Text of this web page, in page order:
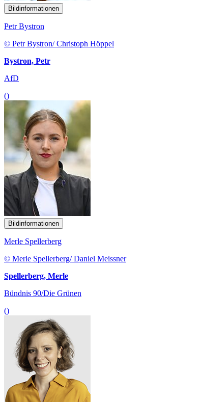
Bildinformationen
Petr Bystron
© Petr Bystron/ Christoph Höppel
Bystron, Petr
AfD
()
Bildinformationen
Merle Spellerberg
© Merle Spellerberg/ Daniel Meissner
Spellerberg, Merle
Bündnis 90/Die Grünen
()